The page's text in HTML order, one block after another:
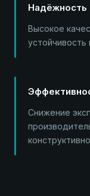
Надёжность
Высокое
устойчивость
Снижение